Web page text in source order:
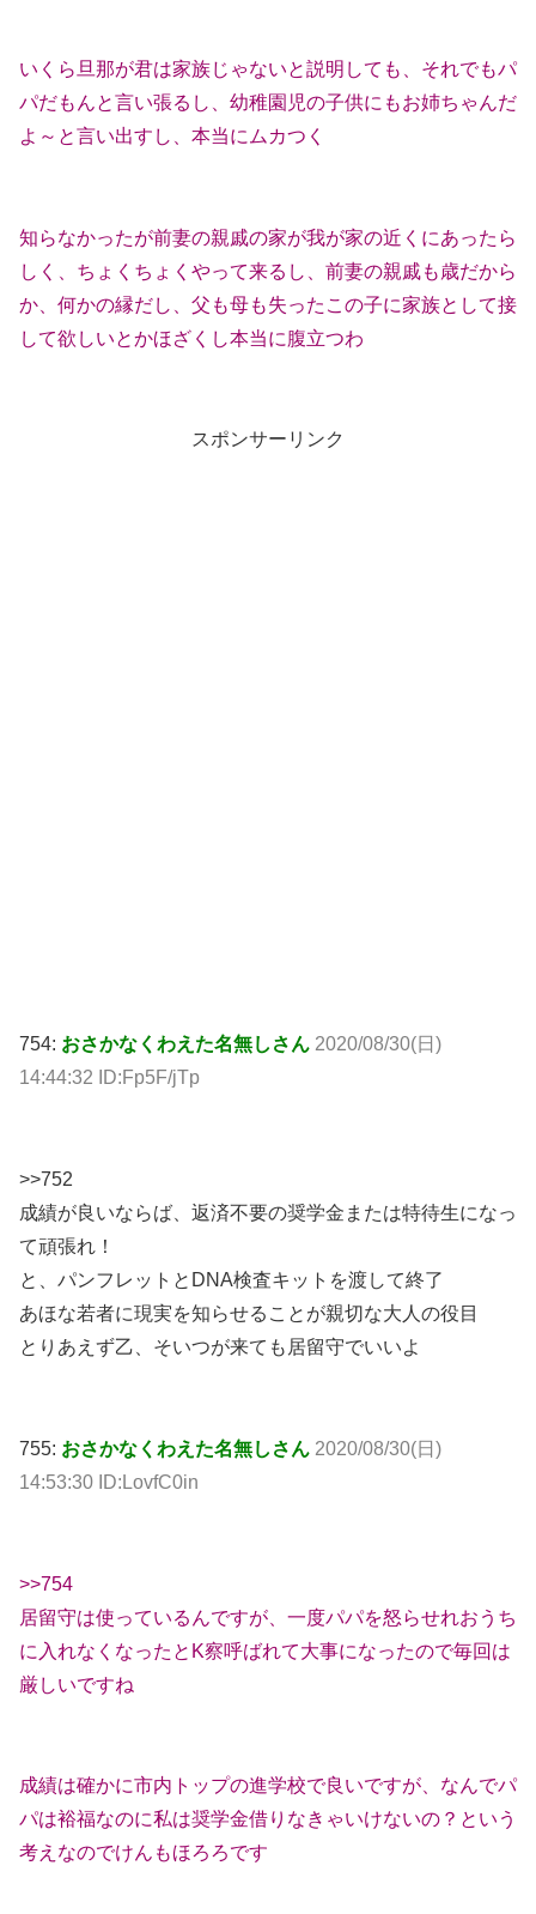
いくら旦那が君は家族じゃないと説明しても、それでもパ
パだもんと言い張るし、幼稚園児の子供にもお姉ちゃんだ
よ～と言い出すし、本当にムカつく
知らなかったが前妻の親戚の家が我が家の近くにあったら
しく、ちょくちょくやって来るし、前妻の親戚も歳だから
か、何かの縁だし、父も母も失ったこの子に家族として接
して欲しいとかほざくし本当に腹立つわ
スポンサーリンク
754: おさかなくわえた名無しさん 2020/08/30(日)
14:44:32 ID:Fp5F/jTp
>>752
成績が良いならば、返済不要の奨学金または特待生になっ
て頑張れ！
と、パンフレットとDNA検査キットを渡して終了
あほな若者に現実を知らせることが親切な大人の役目
とりあえず乙、そいつが来ても居留守でいいよ
755: おさかなくわえた名無しさん 2020/08/30(日)
14:53:30 ID:LovfC0in
>>754
居留守は使っているんですが、一度パパを怒らせれおうち
に入れなくなったとK察呼ばれて大事になったので毎回は
厳しいですね
成績は確かに市内トップの進学校で良いですが、なんでパ
パは裕福なのに私は奨学金借りなきゃいけないの？という
考えなのでけんもほろろです